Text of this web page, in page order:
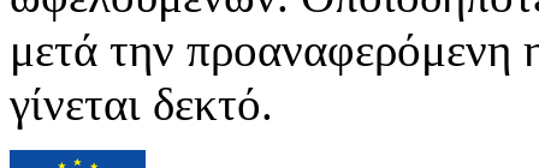
μετά την προαναφερόμενη
γίνεται δεκτό.